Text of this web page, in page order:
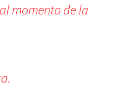
momento de la